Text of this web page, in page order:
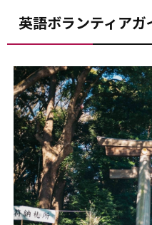
英語ボランティア